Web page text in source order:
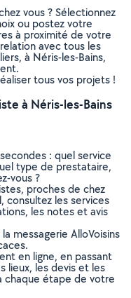
vous ? Sélectionnez
ou postez votre
à proximité de votre
avec tous les
à Néris-les-Bains,
tous vos projets !
à Néris-les-Bains
: quel service
type de prestataire,
vous ?
proches de chez
consultez les services
les notes et avis
messagerie AlloVoisins
en ligne, en passant
lieux, les devis et les
chaque étape de votre